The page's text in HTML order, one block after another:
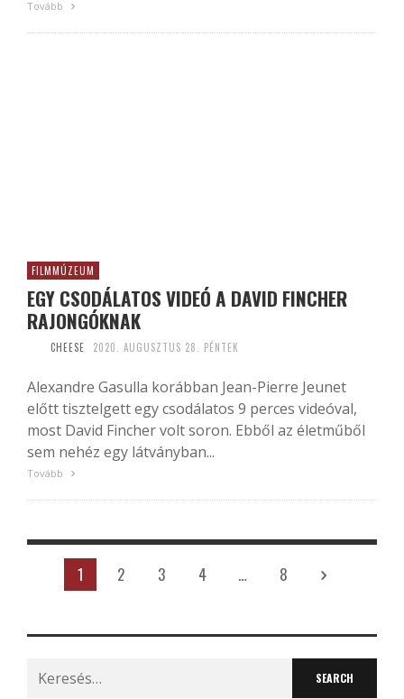
Tovább
FILMMÚZEUM
EGY CSODÁLATOS VIDEÓ A DAVID FINCHER
RAJONGÓKNAK
CHEESE 2020. AUGUSZTUS 28. PÉNTEK
Alexandre Gasulla korábban Jean-Pierre Jeunet
előtt tisztelgett egy csodálatos 9 perces videóval,
most David Fincher volt soron. Ebből az életműből
sem nehéz egy látványban...
Tovább
1 2 3 4 … 8
Search
for: